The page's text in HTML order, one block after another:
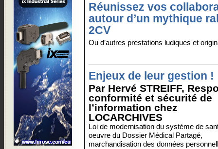
Réunissez vos
autour d’un mythique
2CV
Ou d’autres prestations ludiques et
Enjeux de leur gestion !
Par Hervé STREIFF,
conformité et sécurité de
l’information chez
LOCARCHIVES
Loi de modernisation du système de
oeuvre du Dossier Médical Partagé,
marchandisation des données